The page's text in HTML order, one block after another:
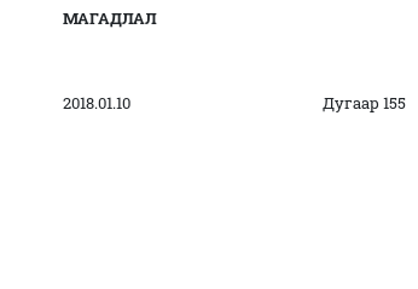
МАГАДЛАЛ
2018.01.10 Дугаар 155